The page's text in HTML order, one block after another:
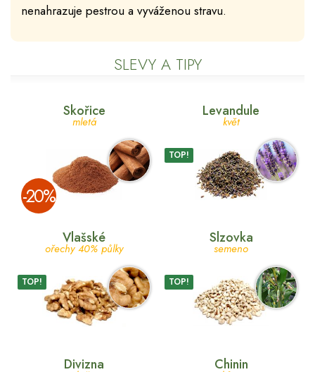
nenahrazuje pestrou a vyváženou stravu.
SLEVY A TIPY
Skořice
mletá
­-20%
Levandule
květ
TOP!
Vlašské
ořechy 40% půlky
TOP!
Slzovka
semeno
TOP!
Divizna Chinin